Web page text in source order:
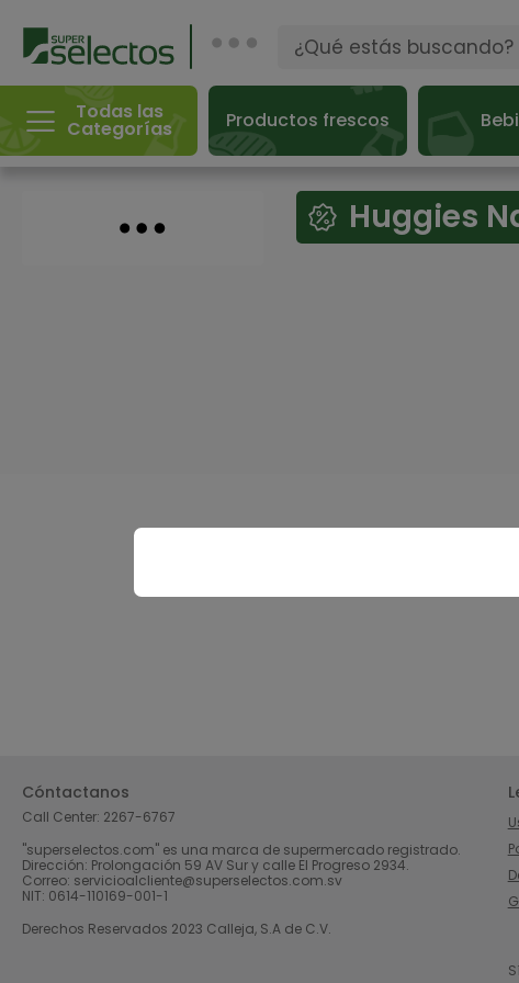
Todas las
Categorías Productos frescos
Huggies
Cóntactanos
Call Center: 2267-6767
"superselectos.com" es una marca de supermercado registrado.
Dirección: Prolongación 59 AV Sur y calle El Progreso 2934.
Correo: servicioalcliente@superselectos.com.sv
NIT: 0614-110169-001-1
Derechos Reservados 2023 Calleja, S.A de C.V.